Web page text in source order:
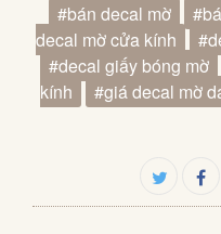
#bán decal mờ
decal mờ cửa kính
#decal giấy bóng mờ
kính
#giá decal mờ
Twitter